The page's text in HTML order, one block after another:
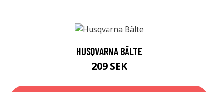
HUSQVARNA BÄLTE
209 SEK